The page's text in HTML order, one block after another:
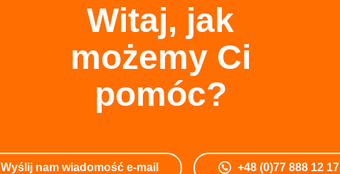
Witaj, jak
możemy Ci
pomóc?
Wyślij nam wiadomość e-mail +48 (0)77 888 12 17